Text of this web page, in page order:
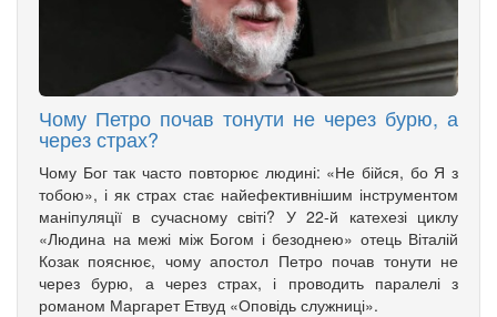
Чому Петро почав тонути не через бурю, а
через страх?
Чому Бог так часто повторює людині: «Не бійся, бо Я з
тобою», і як страх стає найефективнішим інструментом
маніпуляції в сучасному світі? У 22-й катехезі циклу
«Людина на межі між Богом і безоднею» отець Віталій
Козак пояснює, чому апостол Петро почав тонути не
через бурю, а через страх, і проводить паралелі з
романом Маргарет Етвуд «Оповідь служниці».